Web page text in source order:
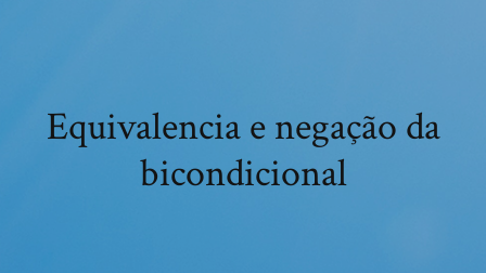
Equivalencia e negação da
bicondicional